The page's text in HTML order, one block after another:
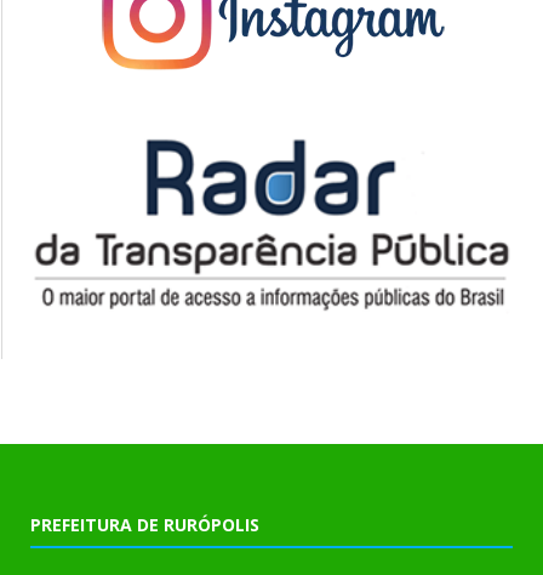
PREFEITURA DE RURÓPOLIS